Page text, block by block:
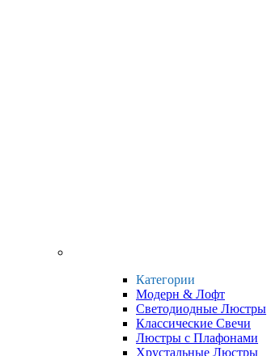
Категории
Модерн & Лофт
Светодиодные Люстры
Классические Свечи
Люстры с Плафонами
Хрустальные Люстры